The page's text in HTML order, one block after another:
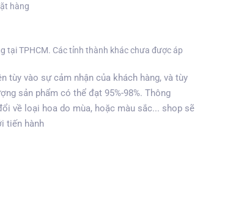
hàng
tại TPHCM. Các tỉnh thành khác chưa được áp
tùy vào sự cảm nhận của khách hàng, và tùy
sản phẩm có thể đạt 95%-98%. Thông
về loại hoa do mùa, hoặc màu sắc... shop sẽ
tiến hành